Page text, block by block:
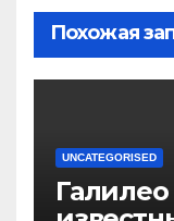
Похожая
UNCATEGORISED